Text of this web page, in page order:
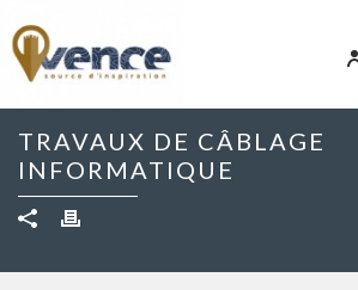
TRAVAUX DE CÂBLAGE
INFORMATIQUE